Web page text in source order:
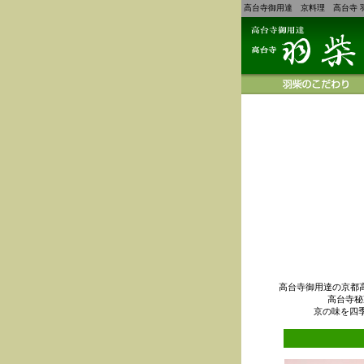
高台寺御用達 京料理 高台寺
高台寺御用達の京都
高台寺
京の味を四